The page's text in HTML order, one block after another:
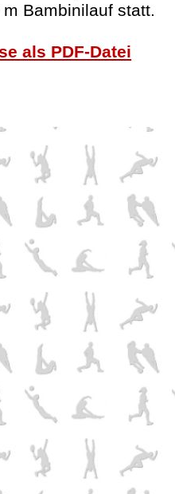
Bambinilauf statt.
als PDF-Datei